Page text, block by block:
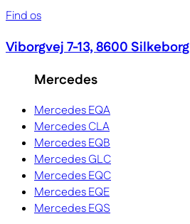
Find os
Viborgvej 7-13, 8600 Silkeborg
Mercedes
Mercedes EQA
Mercedes CLA
Mercedes EQB
Mercedes GLC
Mercedes EQC
Mercedes EQE
Mercedes EQS